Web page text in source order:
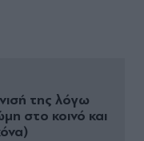
της λόγω
στο κοινό και